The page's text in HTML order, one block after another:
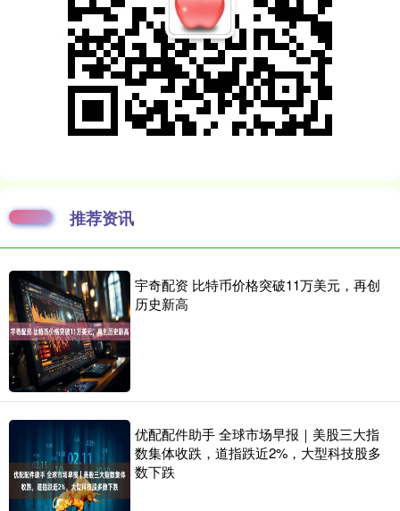
推荐资讯
宇奇配资 比特币价格突破11万美元，再创
历史新高
优配配件助手 全球市场早报｜美股三大指
数集体收跌，道指跌近2%，大型科技股多
数下跌